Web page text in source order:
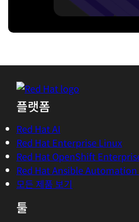
플랫폼
Red Hat AI
Red Hat Enterprise Linux
Red Hat OpenShift
Red Hat Ansible
모든 제품 보기
툴